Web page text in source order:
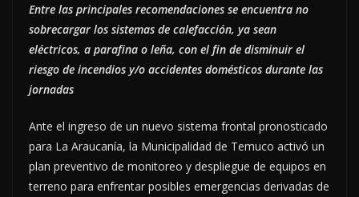
Entre las principales recomendaciones se encuentra no
sobrecargar los sistemas de calefacción, ya sean
eléctricos, a parafina o leña, con el fin de disminuir el
riesgo de incendios y/o accidentes domésticos durante las
jornadas
Ante el ingreso de un nuevo sistema frontal pronosticado
para La Araucanía, la Municipalidad de Temuco activó un
plan preventivo de monitoreo y despliegue de equipos en
terreno para enfrentar posibles emergencias derivadas de